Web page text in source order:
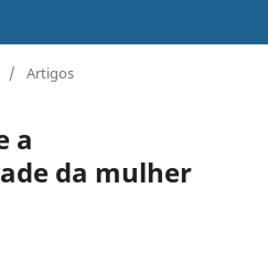
/ Artigos
a
da mulher